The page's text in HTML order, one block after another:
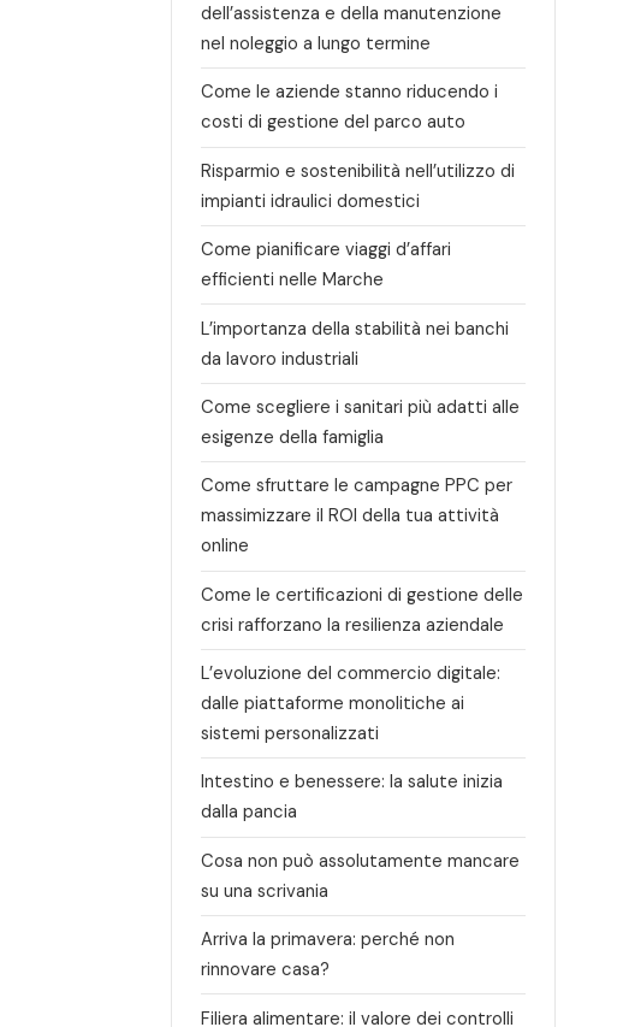
dell’assistenza e della manutenzione
nel noleggio a lungo termine
Come le aziende stanno riducendo i
costi di gestione del parco auto
Risparmio e sostenibilità nell’utilizzo di
impianti idraulici domestici
Come pianificare viaggi d’affari
efficienti nelle Marche
L’importanza della stabilità nei banchi
da lavoro industriali
Come scegliere i sanitari più adatti alle
esigenze della famiglia
Come sfruttare le campagne PPC per
massimizzare il ROI della tua attività
online
Come le certificazioni di gestione delle
crisi rafforzano la resilienza aziendale
L’evoluzione del commercio digitale:
dalle piattaforme monolitiche ai
sistemi personalizzati
Intestino e benessere: la salute inizia
dalla pancia
Cosa non può assolutamente mancare
su una scrivania
Arriva la primavera: perché non
rinnovare casa?
Filiera alimentare: il valore dei controlli